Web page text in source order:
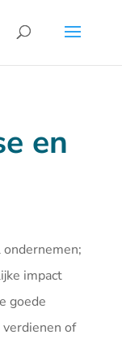
en
impact
goede
of